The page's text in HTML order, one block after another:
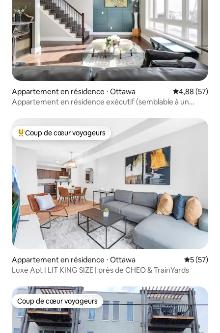
Appartement en résidence ⋅ Ottawa Évaluation
4,88 (57)
Appartement en résidence exécutif (semblable à un
Coups de cœur voyageurs les plus appréciés
Coup de cœur voyageurs
Appartement en résidence ⋅ Ottawa
5 (57)
Luxe Apt | LIT KING SIZE | près de CHEO & TrainYards
Coup de cœur voyageurs
Coup de cœur voyageurs